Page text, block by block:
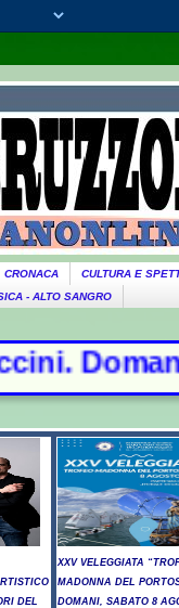
CRONACA
CULTURA E
- ALTO SANGRO
DEL
XXV VELEGGIATA
MADONNA DEL
DOMANI, SABATO 8